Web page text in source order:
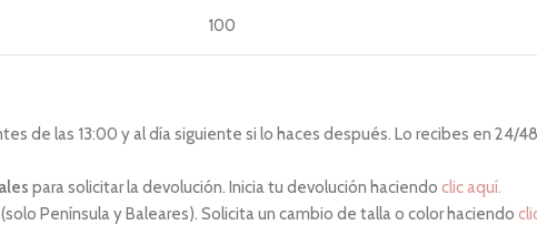
100
de las 13:00 y al día siguiente si lo haces después. Lo recibes en 24/
para solicitar la devolución. Inicia tu devolución haciendo clic aquí.
(solo Península y Baleares). Solicita un cambio de talla o color haciendo